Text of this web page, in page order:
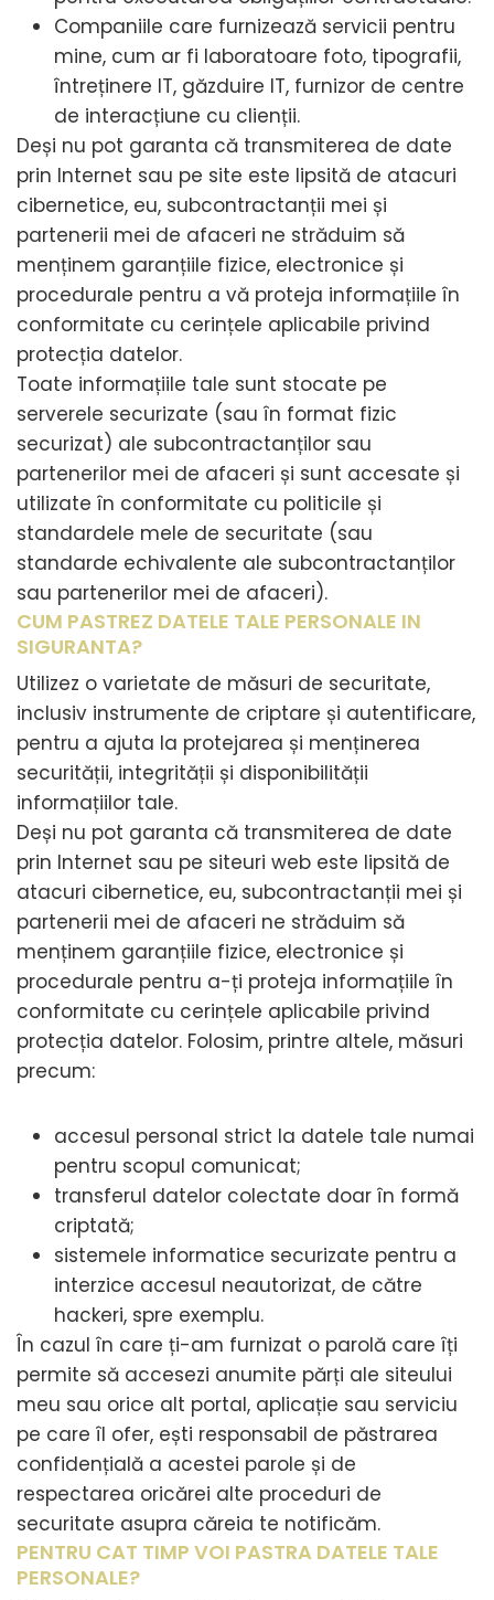
Companiile care furnizează servicii pentru
mine, cum ar fi laboratoare foto, tipografii,
întreținere IT, găzduire IT, furnizor de centre
de interacțiune cu clienții.
Deși nu pot garanta că transmiterea de date
prin Internet sau pe site este lipsită de atacuri
cibernetice, eu, subcontractanții mei și
partenerii mei de afaceri ne străduim să
menținem garanțiile fizice, electronice și
procedurale pentru a vă proteja informațiile în
conformitate cu cerințele aplicabile privind
protecția datelor.
Toate informațiile tale sunt stocate pe
serverele securizate (sau în format fizic
securizat) ale subcontractanților sau
partenerilor mei de afaceri și sunt accesate și
utilizate în conformitate cu politicile și
standardele mele de securitate (sau
standarde echivalente ale subcontractanților
sau partenerilor mei de afaceri).
CUM PASTREZ DATELE TALE PERSONALE IN
SIGURANTA?
Utilizez o varietate de măsuri de securitate,
inclusiv instrumente de criptare și autentificare,
pentru a ajuta la protejarea și menținerea
securității, integrității și disponibilității
informațiilor tale.
Deși nu pot garanta că transmiterea de date
prin Internet sau pe siteuri web este lipsită de
atacuri cibernetice, eu, subcontractanții mei și
partenerii mei de afaceri ne străduim să
menținem garanțiile fizice, electronice și
procedurale pentru a-ți proteja informațiile în
conformitate cu cerințele aplicabile privind
protecția datelor. Folosim, printre altele, măsuri
precum:
accesul personal strict la datele tale numai
pentru scopul comunicat;
transferul datelor colectate doar în formă
criptată;
sistemele informatice securizate pentru a
interzice accesul neautorizat, de către
hackeri, spre exemplu.
În cazul în care ți-am furnizat o parolă care îți
permite să accesezi anumite părți ale siteului
meu sau orice alt portal, aplicație sau serviciu
pe care îl ofer, ești responsabil de păstrarea
confidențială a acestei parole și de
respectarea oricărei alte proceduri de
securitate asupra căreia te notificăm.
PENTRU CAT TIMP VOI PASTRA DATELE TALE
PERSONALE?